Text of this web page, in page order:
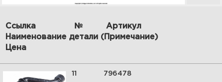
4 | Carburetor Group | 14B937-
0019-H5 | Briggs&Stratton |
Запчасти
Ссылка №
Артикул
Наименование детали (Примечание)
Цена
11 796478